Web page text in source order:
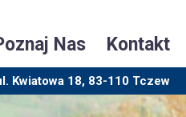
Nas Kontakt
Kwiatowa 18, 83-110 Tczew